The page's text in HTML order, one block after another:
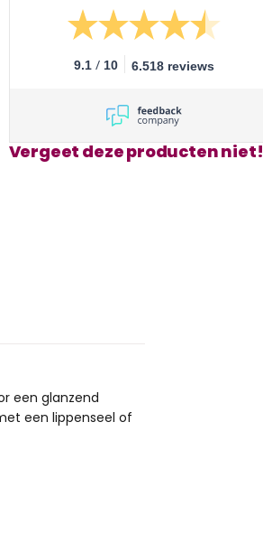
9.1 / 10 6.518 reviews
Vergeet deze producten niet!
een glanzend
een lippenseel of